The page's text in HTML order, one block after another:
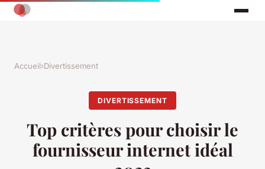
Accueil›Divertissement
DIVERTISSEMENT
Top critères pour choisir le
fournisseur internet idéal